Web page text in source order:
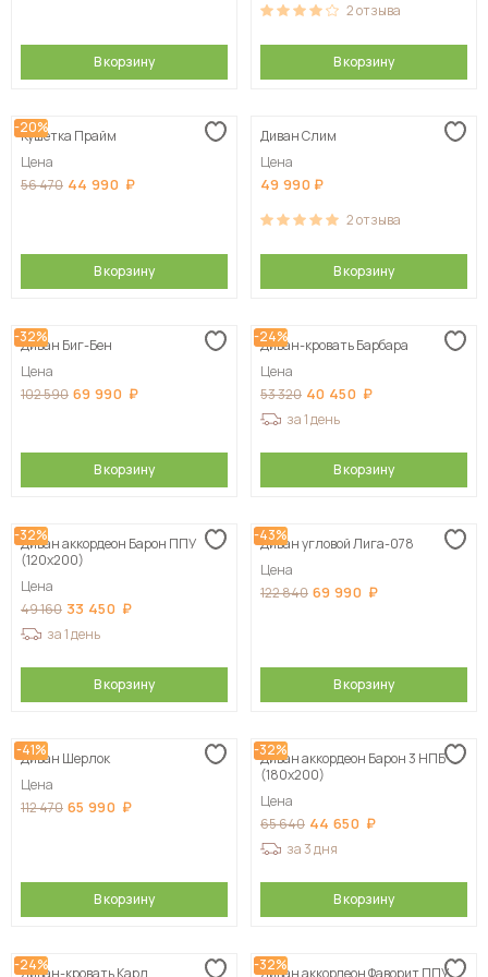
В корзину
2отзыва
В корзину
-20%
Кушетка Прайм
Цена
56 470 44 990
В корзину
Диван Слим
Цена
49 990
2отзыва
В корзину
-32%
Диван Биг-Бен
Цена
102 590 69 990
В корзину
-24%
Диван-кровать Барбара
Цена
53 320 40 450
за 1 день
В корзину
-32%
Диван аккордеон Барон ППУ
(120х200)
Цена
49 160 33 450
за 1 день
В корзину
-43%
Диван угловой Лига-078
Цена
122 840 69 990
В корзину
-41%
Диван Шерлок
Цена
112 470 65 990
В корзину
-32%
Диван аккордеон Барон 3 НПБ
(180х200)
Цена
65 640 44 650
за 3 дня
В корзину
-24%
Диван-кровать Карл -32%
Диван аккордеон Фаворит ППУ